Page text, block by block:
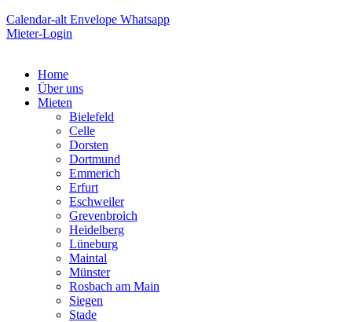
Calendar-alt Envelope Whatsapp
Mieter-Login
Home
Über uns
Mieten
Bielefeld
Celle
Dorsten
Dortmund
Emmerich
Erfurt
Eschweiler
Grevenbroich
Heidelberg
Lüneburg
Maintal
Münster
Rosbach am Main
Siegen
Stade